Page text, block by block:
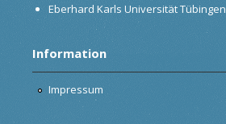
Eberhard Karls Universität Tübingen
Information
Impressum